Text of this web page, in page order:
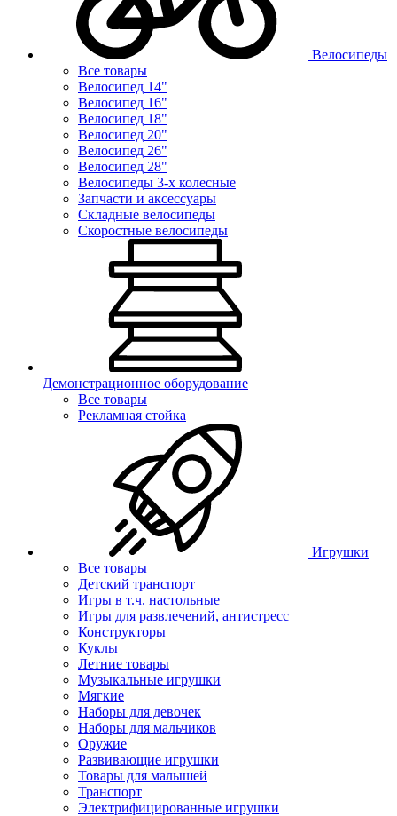
Велосипеды
Все товары
Велосипед 14"
Велосипед 16"
Велосипед 18"
Велосипед 20"
Велосипед 26"
Велосипед 28"
Велосипеды 3-х колесные
Запчасти и аксессуары
Складные велосипеды
Скоростные велосипеды
Демонстрационное оборудование
Все товары
Рекламная стойка
Игрушки
Все товары
Детский транспорт
Игры в т.ч. настольные
Игры для развлечений, антистресс
Конструкторы
Куклы
Летние товары
Музыкальные игрушки
Мягкие
Наборы для девочек
Наборы для мальчиков
Оружие
Развивающие игрушки
Товары для малышей
Транспорт
Электрифицированные игрушки